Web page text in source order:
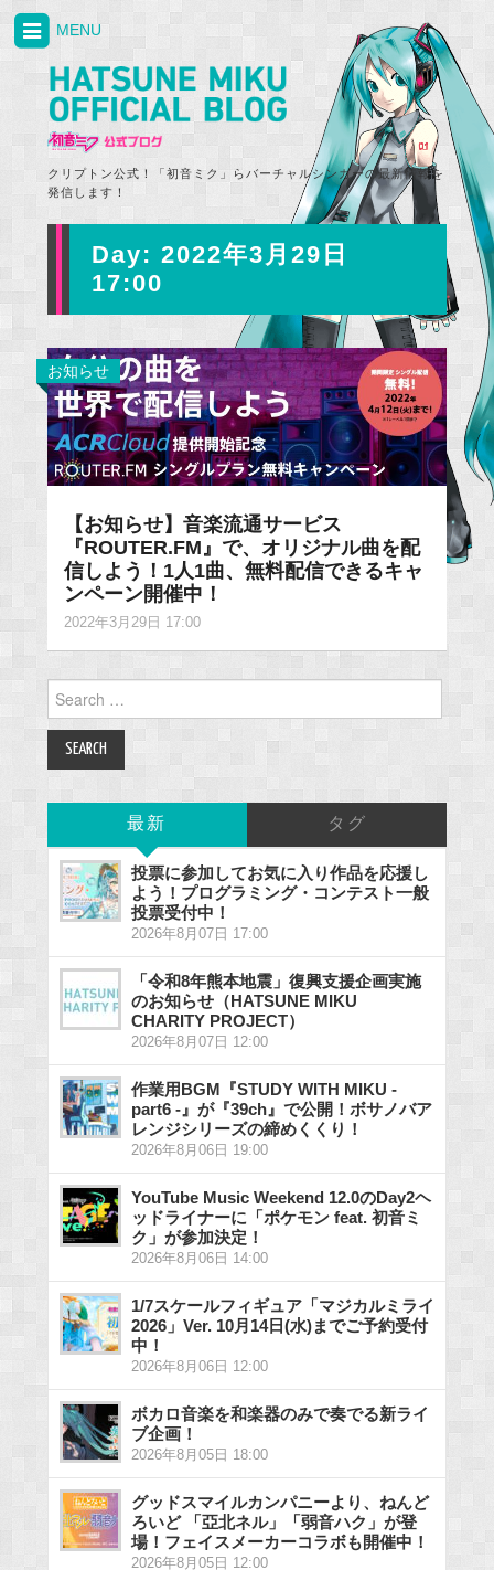
クリプトン公式！「初音ミク」らバーチャルシンガーの最新情報を
発信します！
MENU
Day: 2022年3月29日
17:00
お知らせ
【お知らせ】音楽流通サービス
『ROUTER.FM』で、オリジナル曲を配
信しよう！1人1曲、無料配信できるキャ
ンペーン開催中！
2022年3月29日 17:00
for:
最新 タグ
投票に参加してお気に入り作品を応援し
よう！プログラミング・コンテスト一般
投票受付中！
2026年8月07日 17:00
「令和8年熊本地震」復興支援企画実施
のお知らせ（HATSUNE MIKU
CHARITY PROJECT）
2026年8月07日 12:00
作業用BGM『STUDY WITH MIKU -
part6 -』が『39ch』で公開！ボサノバア
レンジシリーズの締めくくり！
2026年8月06日 19:00
YouTube Music Weekend 12.0のDay2ヘ
ッドライナーに「ポケモン feat. 初音ミ
ク」が参加決定！
2026年8月06日 14:00
1/7スケールフィギュア「マジカルミライ
2026」Ver. 10月14日(水)までご予約受付
中！
2026年8月06日 12:00
ボカロ音楽を和楽器のみで奏でる新ライ
ブ企画！
2026年8月05日 18:00
グッドスマイルカンパニーより、ねんど
ろいど 「亞北ネル」「弱音ハク」が登
場！フェイスメーカーコラボも開催中！
2026年8月05日 12:00